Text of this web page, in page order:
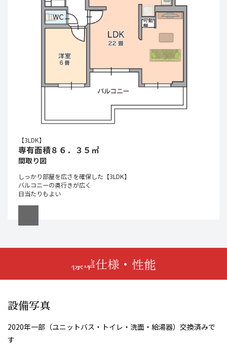
【3LDK】
専有面積８６．３５㎡
間取り図
しっかり部屋を広さを確保した【3LDK】
バルコニーの奥行きが広く
日当たりもよい
標準仕様・性能
設備写真
2020年一部（ユニットバス・トイレ・洗面・給湯器）交換済みで
す